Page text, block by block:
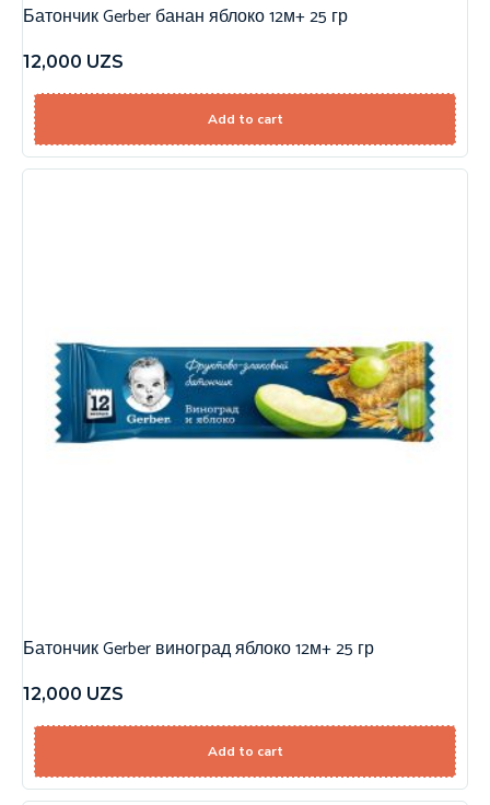
Батончик Gerber банан яблоко 12м+ 25 гр
12,000 UZS
Add to cart
Батончик Gerber виноград яблоко 12м+ 25 гр
12,000 UZS
Add to cart